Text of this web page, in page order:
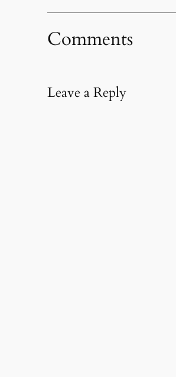
Comments
Leave a Reply